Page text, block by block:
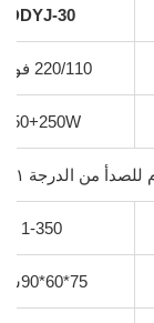
DDYJ-30
220/110 فولت
550+250W
للصدأ من الدرجة ٢٠١
1-350
75*60*90سم